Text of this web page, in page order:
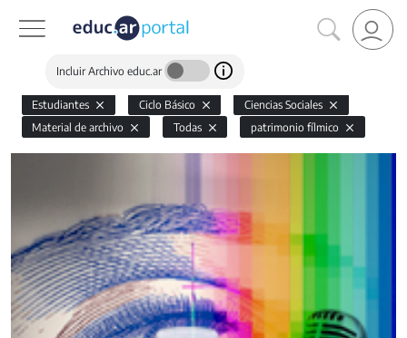
Incluir Archivo educ.ar
Estudiantes Ciclo Básico
Ciencias Sociales
Material de archivo
Todas patrimonio fílmico